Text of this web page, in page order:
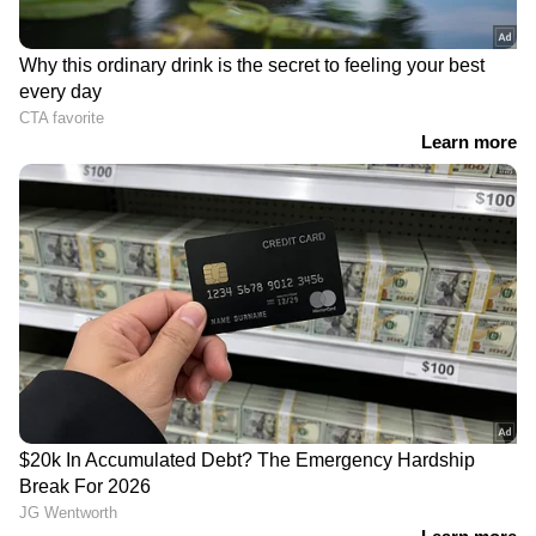
ലഭിക്കാൻAsianet News Malayalam
RECOMMENDED STORIES